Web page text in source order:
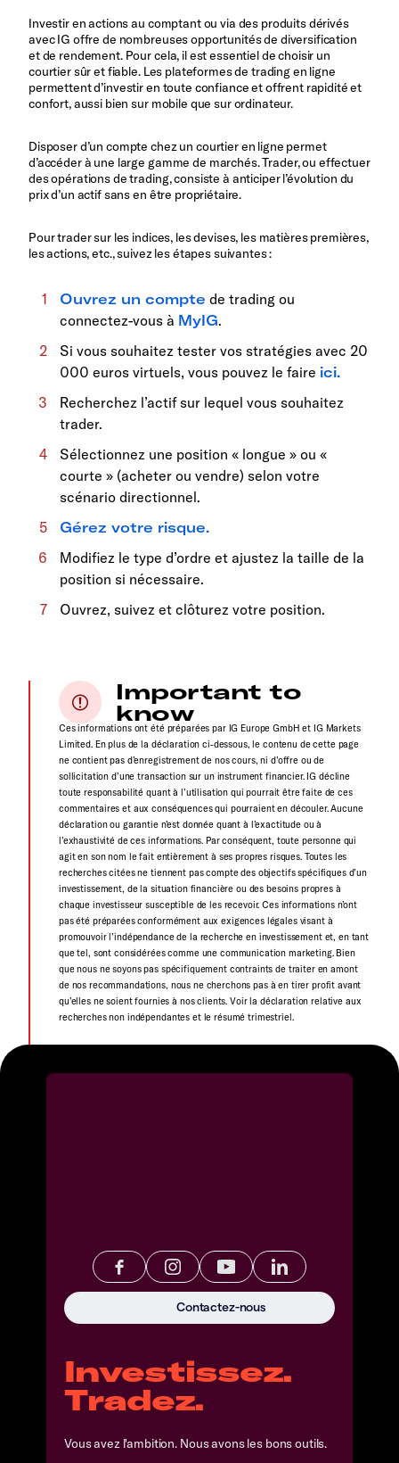
Investir en actions au comptant ou via des produits dérivés
avec IG offre de nombreuses opportunités de diversification
et de rendement. Pour cela, il est essentiel de choisir un
courtier sûr et fiable. Les plateformes de trading en ligne
permettent d’investir en toute confiance et offrent rapidité et
confort, aussi bien sur mobile que sur ordinateur.
Disposer d’un compte chez un courtier en ligne permet
d’accéder à une large gamme de marchés. Trader, ou effectuer
des opérations de trading, consiste à anticiper l’évolution du
prix d’un actif sans en être propriétaire.
Pour trader sur les indices, les devises, les matières premières,
les actions, etc., suivez les étapes suivantes :
Ouvrez un compte de trading ou
connectez-vous à MyIG.
Si vous souhaitez tester vos stratégies avec 20
000 euros virtuels, vous pouvez le faire ici.
Recherchez l’actif sur lequel vous souhaitez
trader.
Sélectionnez une position « longue » ou «
courte » (acheter ou vendre) selon votre
scénario directionnel.
Gérez votre risque.
Modifiez le type d’ordre et ajustez la taille de la
position si nécessaire.
Ouvrez, suivez et clôturez votre position.
Important to
know
Ces informations ont été préparées par IG Europe GmbH et IG Markets
Limited. En plus de la déclaration ci-dessous, le contenu de cette page
ne contient pas d’enregistrement de nos cours, ni d’offre ou de
sollicitation d’une transaction sur un instrument financier. IG décline
toute responsabilité quant à l’utilisation qui pourrait être faite de ces
commentaires et aux conséquences qui pourraient en découler. Aucune
déclaration ou garantie n’est donnée quant à l’exactitude ou à
l’exhaustivité de ces informations. Par conséquent, toute personne qui
agit en son nom le fait entièrement à ses propres risques. Toutes les
recherches citées ne tiennent pas compte des objectifs spécifiques d’un
investissement, de la situation financière ou des besoins propres à
chaque investisseur susceptible de les recevoir. Ces informations n’ont
pas été préparées conformément aux exigences légales visant à
promouvoir l’indépendance de la recherche en investissement et, en tant
que tel, sont considérées comme une communication marketing. Bien
que nous ne soyons pas spécifiquement contraints de traiter en amont
de nos recommandations, nous ne cherchons pas à en tirer profit avant
qu’elles ne soient fournies à nos clients. Voir la déclaration relative aux
recherches non indépendantes et le résumé trimestriel.
Investissez.
Tradez.
Vous avez l'ambition. Nous avons les bons outils.